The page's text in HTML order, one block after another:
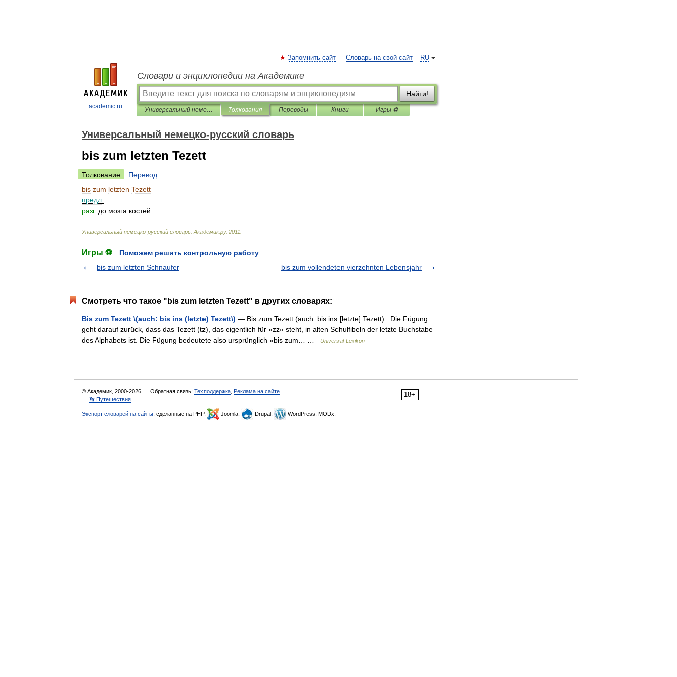
academic.ru
RU
Запомнить сайт Словарь на свой сайт
Словари и энциклопедии на Академике
Найти!
Универсальный немецко-русский словарь Толкования Переводы Книги Игры ⚽
Универсальный немецко-русский словарь
bis zum letzten Tezett
Толкование
Перевод
bis zum letzten Tezett
предл
разг. до мозга костей
Универсальный немецко-русский словарь Академик.ру. 2011
Игры ⚽
Поможем решить контрольную работу
bis zum letzten Schnaufer
bis zum vollendeten vierzehnten Lebensjahr
Смотреть что такое "bis zum letzten Tezett" в других словарях:
Bis zum Tezett \(auch: bis ins (letzte) Tezett\) — Bis zum Tezett (auch: bis ins [letzte] Tezett) Die Fügung
geht darauf zurück, dass das Tezett (tz), das eigentlich für »zz« steht, in alten Schulfibeln der letzte Buchstabe
des Alphabets ist. Die Fügung bedeutete also ursprünglich »bis zum… …
Universal-Lexikon
18+
© Академик, 2000-2026 Обратная связь: Техподдержка Реклама на сайте
👣 Путешествия
Экспорт словарей на сайты , сделанные на PHP, Joomla, Drupal, WordPress, MODx.